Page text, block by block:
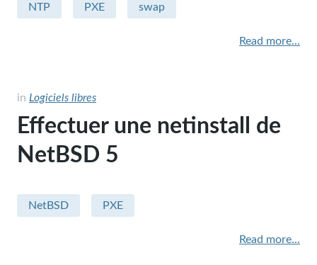
NTP PXE swap
Read more...
in Logiciels libres
Effectuer une netinstall de
NetBSD 5
NetBSD PXE
Read more...